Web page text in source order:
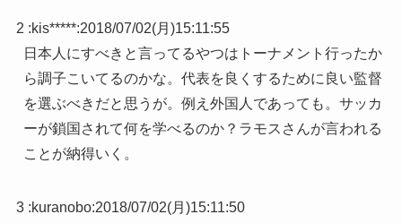
2 :kis*****:2018/07/02(月)15:11:55
日本人にすべきと言ってるやつはトーナメント行ったか
ら調子こいてるのかな。代表を良くするために良い監督
を選ぶべきだと思うが。例え外国人であっても。サッカ
ーが鎖国されて何を学べるのか？ラモスさんが言われる
ことが納得いく。
3 :kuranobo:2018/07/02(月)15:11:50